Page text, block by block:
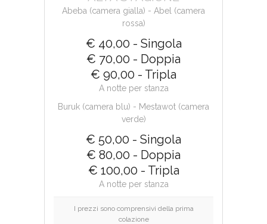
Abeba (camera gialla) - Abel (camera
rossa)
€ 40,00 - Singola
€ 70,00 - Doppia
€ 90,00 - Tripla
A notte per stanza
Buruk (camera blu) - Mestawot (camera
verde)
€ 50,00 - Singola
€ 80,00 - Doppia
€ 100,00 - Tripla
A notte per stanza
I prezzi sono comprensivi della prima
colazione